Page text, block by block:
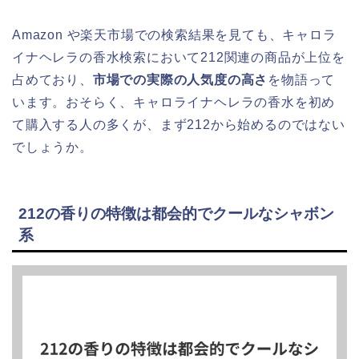
Amazon や楽天市場での検索結果を見ても、キャロラ
イナヘレラの香水検索において212関連の商品が上位を
占めており、 市場での実際の人気度の高さ を物語って
います。おそらく、キャロライナヘレラの香水を初め
て購入する人の多くが、まず212から始めるのではない
でしょうか。
212の香りの特徴は都会的でクールなシャボン
系